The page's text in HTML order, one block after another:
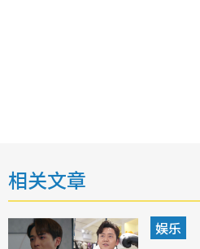
相关文章
娱乐